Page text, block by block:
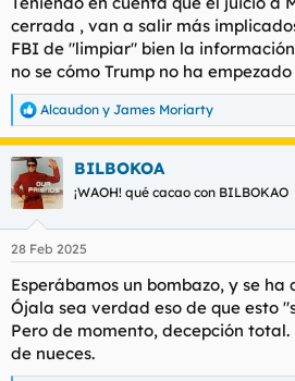
:
cerrada , van a salir más
FBI de "limpiar" bien la
no se cómo Trump no ha
R
e
c
c
i
e
:
Alcaudon y James Moriarty
BILBOKOA
¡WAOH! qué cacao con BILBOKAO
28 Feb 2025
Esperábamos un bombazo, y se ha
Ójala sea verdad eso de que esto
Pero de momento, decepción
de nueces.